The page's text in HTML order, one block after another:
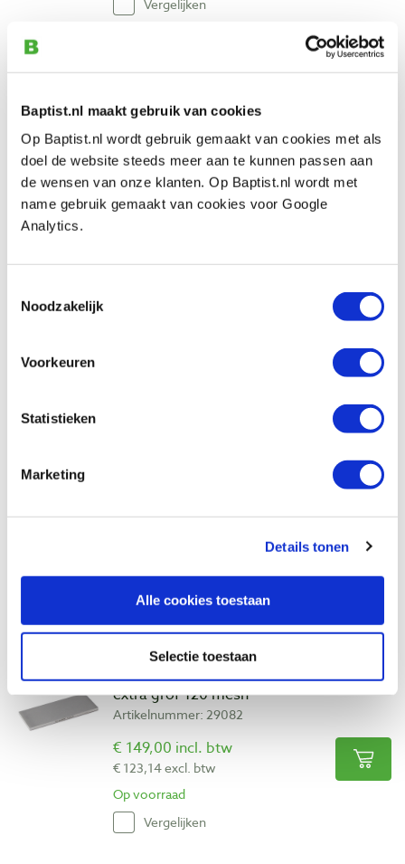
Baptist.nl maakt gebruik van cookies
Op Baptist.nl wordt gebruik gemaakt van cookies met als
doel de website steeds meer aan te kunnen passen aan
de wensen van onze klanten. Op Baptist.nl wordt met
name gebruik gemaakt van cookies voor Google
Analytics.
Noodzakelijk
Voorkeuren
Statistieken
Marketing
Details tonen
Alle cookies toestaan
Selectie toestaan
Vergelijken
DMT diamantsteen 203 x 76 mm extra
€ 96,75 incl. btw
€ 79,96 excl. btw
Op voorraad
Vergelijken
DMT diamantsteen 203 x 76 mm grof
DMT diamantsteen 203 x 76 mm extra
DMT diamantsteen 203 x 76 mm extra
extra grof 120 mesh
Artikelnummer: 29082
€ 149,00 incl. btw
€ 123,14 excl. btw
Op voorraad
Vergelijken